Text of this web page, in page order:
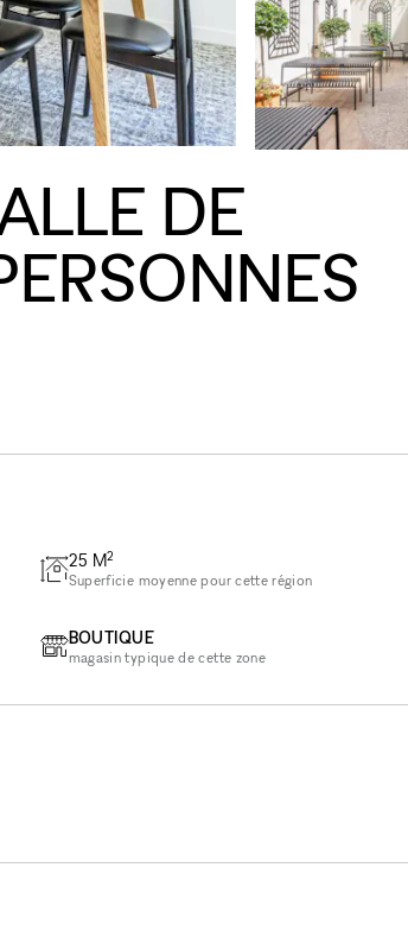
DE
25 M2
Superficie moyenne pour cette région
BOUTIQUE
magasin typique de cette zone